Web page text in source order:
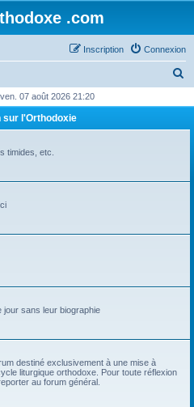
.com
Connexion
Inscription
h
07 août 2026 21:20
sur l'Orthodoxie
timides, etc.
jour sans leur biographie
destiné exclusivement à une mise à
liturgique orthodoxe. Pour toute réflexion
au forum général.